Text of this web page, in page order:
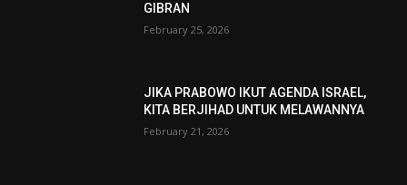
GIBRAN
February 25, 2026
JIKA PRABOWO IKUT AGENDA ISRAEL,
KITA BERJIHAD UNTUK MELAWANNYA
February 21, 2026